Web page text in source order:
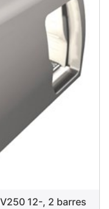
12-, 2 barres